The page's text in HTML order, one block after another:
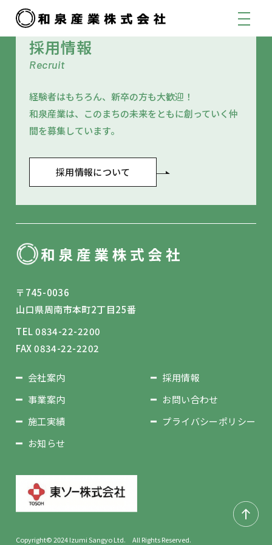
採用情報
Recruit
経験者はもちろん、新卒の方も大歓迎！
和泉産業は、このまちの未来をともに創っていく仲
間を募集しています。
採用情報について
〒745-0036
山口県周南市本町2丁目25番
TEL 0834-22-2200
FAX 0834-22-2202
会社案内
事業案内
施工実績
お知らせ
採用情報
お問い合わせ
プライバシーポリシー
Copyright© 2024 Izumi Sangyo Ltd. All Rights Reserved.